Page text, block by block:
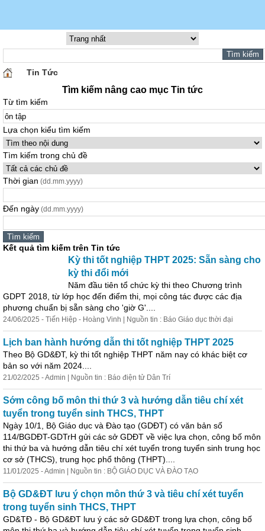
Tin Tức
Tìm kiếm nâng cao mục Tin tức
Từ tìm kiếm
Lựa chọn kiểu tìm kiếm
Tìm kiếm trong chủ đề
Thời gian (dd.mm.yyyy)
Đến ngày (dd.mm.yyyy)
Kết quả tìm kiếm trên Tin tức
Kỳ thi tốt nghiệp THPT 2025: Sẵn sàng cho
kỳ thi đổi mới
Năm đầu tiên tổ chức kỳ thi theo Chương trình
GDPT 2018, từ lớp học đến điểm thi, mọi công tác được các địa
phương chuẩn bị sẵn sàng cho 'giờ G'....
24/06/2025 - Tiến Hiệp - Hoàng Vinh | Nguồn tin : Báo Giáo dục thời đại
Lịch ban hành hướng dẫn thi tốt nghiệp THPT 2025
Theo Bộ GD&ĐT, kỳ thi tốt nghiệp THPT năm nay có khác biệt cơ
bản so với năm 2024....
21/02/2025 - Admin | Nguồn tin : Báo điện tử Dân Trí
Sớm công bố môn thi thứ 3 và hướng dẫn tiêu chí xét
tuyển trong tuyển sinh THCS, THPT
Ngày 10/1, Bộ Giáo dục và Đào tạo (GDĐT) có văn bản số
114/BGDĐT-GDTrH gửi các sở GDĐT về việc lựa chọn, công bố môn
thi thứ ba và hướng dẫn tiêu chí xét tuyển trong tuyển sinh trung học
cơ sở (THCS), trung học phổ thông (THPT)....
11/01/2025 - Admin | Nguồn tin : BỘ GIÁO DỤC VÀ ĐÀO TẠO
Bộ GD&ĐT lưu ý chọn môn thứ 3 và tiêu chí xét tuyển
trong tuyển sinh THCS, THPT
GD&TĐ - Bộ GD&ĐT lưu ý các sở GD&ĐT trong lựa chọn, công bố